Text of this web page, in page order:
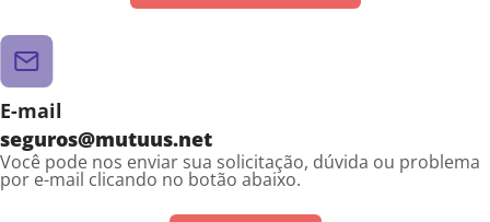
E-mail
seguros@mutuus.net
Você pode nos enviar sua solicitação, dúvida ou problema
por e-mail clicando no botão abaixo.